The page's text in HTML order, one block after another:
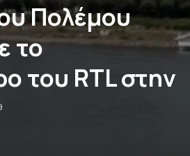
Πολέμου
το
του RTL στην